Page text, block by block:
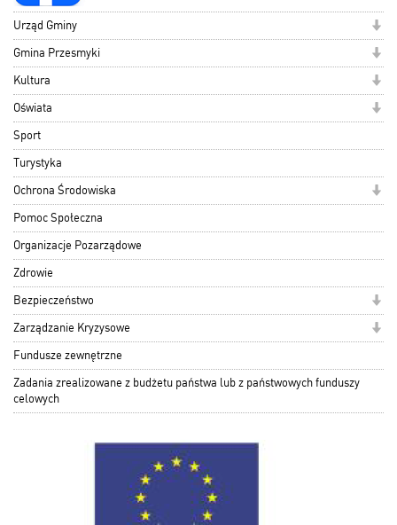
Urząd Gminy
Gmina Przesmyki
Kultura
Oświata
Sport
Turystyka
Ochrona Środowiska
Pomoc Społeczna
Organizacje Pozarządowe
Zdrowie
Bezpieczeństwo
Zarządzanie Kryzysowe
Fundusze zewnętrzne
Zadania zrealizowane z budżetu państwa lub z państwowych funduszy
celowych